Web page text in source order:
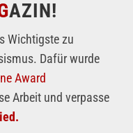
AZIN!
Wichtigste zu
Dafür wurde
Award
Arbeit und verpasse